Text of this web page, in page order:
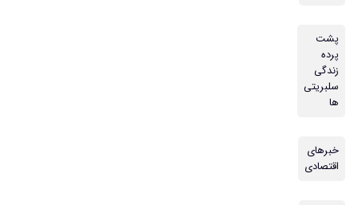
پشت
پرده
زندگی
سلبریتی
ها
خبرهای
اقتصادی